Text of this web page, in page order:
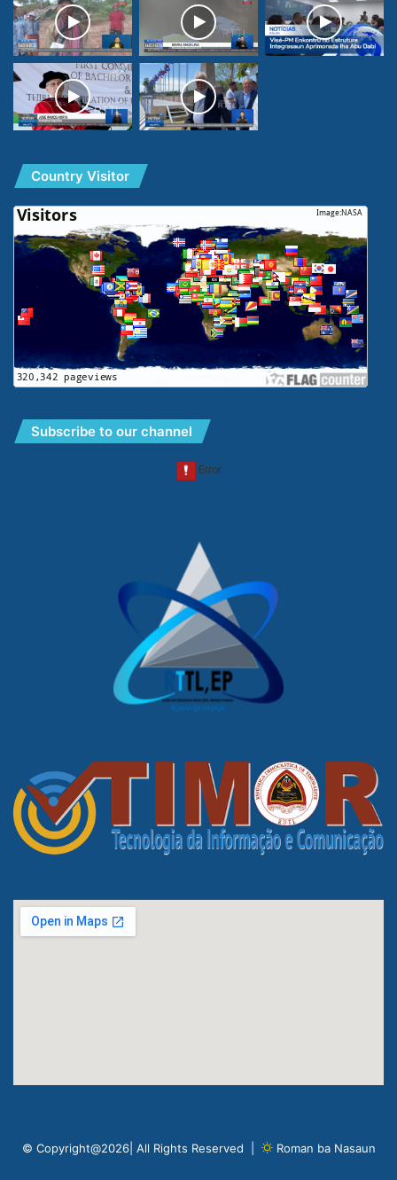
Country Visitor
Subscribe to our channel
© Copyright@2026| All Rights Reserved | Roman ba Nasaun